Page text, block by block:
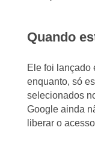
Quando
Ele foi lançado
enquanto, só
selecionados
Google ainda
liberar o